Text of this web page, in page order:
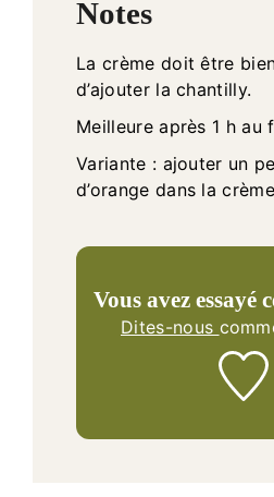
Notes
La crème doit être
d’ajouter la chantilly.
Meilleure après 1 h au
Variante : ajouter un
d’orange dans la
Vous avez essayé
Dites-nous